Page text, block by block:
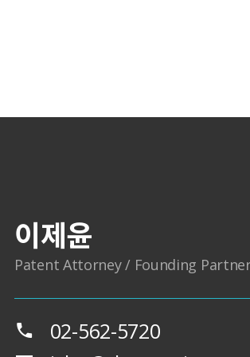
이제윤
Patent Attorney / Founding
02-562-5720